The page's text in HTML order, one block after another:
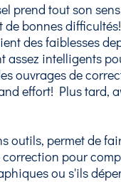
prend tout son
bonnes
des faiblesses
assez intelligents
ouvrages de
effort! Plus tard,
outils, permet de
pour
ou s'ils